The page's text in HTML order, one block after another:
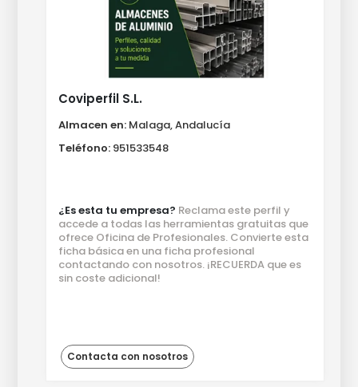
Coviperfil S.L.
Almacen en: Malaga, Andalucía
Teléfono: 951533548
¿Es esta tu empresa? Reclama este perfil y
accede a todas las herramientas gratuitas que
ofrece Oficina de Profesionales. Convierte esta
ficha básica en una ficha profesional
contactando con nosotros. ¡RECUERDA que es
sin coste adicional!
Contacta con nosotros